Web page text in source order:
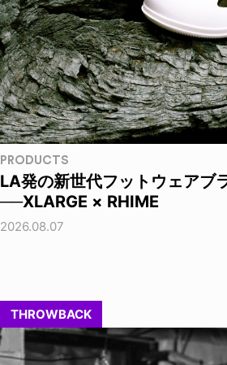
PRODUCTS
LA発の新世代フットウェアブ
──XLARGE × RHIME
2026.08.07
THROWBACK